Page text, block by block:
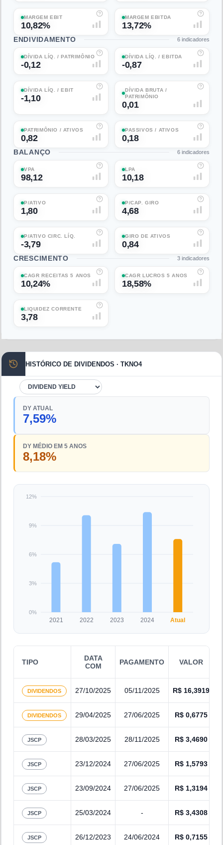
MARGEM EBIT
10,82%
MARGEM EBITDA
13,72%
ENDIVIDAMENTO 6 indicadores
DÍVIDA LÍQ. / PATRIMÔNIO
-0,12
DÍVIDA LÍQ. / EBITDA
-0,87
DÍVIDA LÍQ. / EBIT
-1,10
DÍVIDA BRUTA /
PATRIMÔNIO
0,01
PATRIMÔNIO / ATIVOS
0,82
PASSIVOS / ATIVOS
0,18
BALANÇO 6 indicadores
VPA
98,12
LPA
10,18
P/ATIVO
1,80
P/CAP. GIRO
4,68
P/ATIVO CIRC. LÍQ.
-3,79
GIRO DE ATIVOS
0,84
CRESCIMENTO 3 indicadores
CAGR RECEITAS 5 ANOS
10,24%
CAGR LUCROS 5 ANOS
18,58%
LIQUIDEZ CORRENTE
3,78
HISTÓRICO DE DIVIDENDOS · TKNO4
DY ATUAL
7,59%
DY MÉDIO EM 5 ANOS
8,18%
2021 2022 2023 2024 Atual
0%
3%
6%
9%
12%
TIPO
DATA
COM
PAGAMENTO VALOR
DIVIDENDOS 27/10/2025 05/11/2025 R$ 16,3919
DIVIDENDOS 29/04/2025 27/06/2025 R$ 0,6775
JSCP 28/03/2025 28/11/2025 R$ 3,4690
JSCP 23/12/2024 27/06/2025 R$ 1,5793
JSCP 23/09/2024 27/06/2025 R$ 1,3194
JSCP 25/03/2024 - R$ 3,4308
JSCP 26/12/2023 24/06/2024 R$ 0,7155